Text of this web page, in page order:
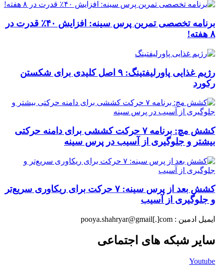
برنامه تخصصی تمرین پرس سینه: افزایش ۴۰٪ قدرت در
۸ هفته!
رژیم غذایی پاورلیفتینگ: ۹ اصل کلیدی برای شکستن
رکورد
کشش مچ: برنامه ۷ حرکت کششی برای دامنه حرکتی
بیشتر و جلوگیری از آسیب در پرس سینه
کشش بعد از پرس سینه: ۷ حرکت برای ریکاوری سریع‌تر
و جلوگیری از آسیب
ایمیل ادمین : pooya.shahryar@gmail[.]com
سایر شبکه های اجتماعی
Youtube